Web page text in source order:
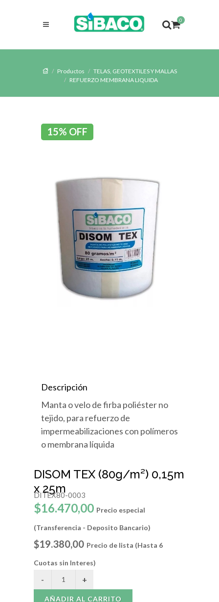
0
Productos
TELAS, GEOTEXTILES Y MALLAS
REFUERZO MEMBRANA LIQUIDA
15% OFF
Descripción
Manta o velo de firba poliéster no
tejido, para refuerzo de
impermeabilizaciones con polímeros
o membrana líquida
DISOM TEX (80g/m²) 0,15m
x 25m
DITEX80-0003
$16.470,00 Precio especial
(Transferencia - Deposito Bancario)
$19.380,00 Precio de lista (Hasta 6
Cuotas sin Interes)
AÑADIR AL CARRITO